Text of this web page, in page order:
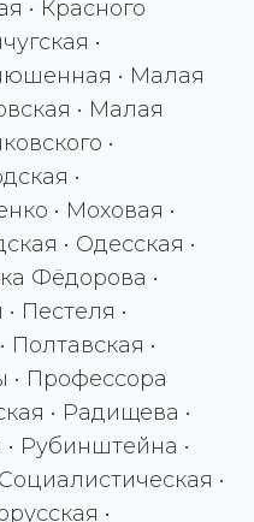
• Красного
•
• Малая
• Малая
•
•
• Моховая •
• Одесская •
Фёдорова •
Пестеля •
Полтавская •
• Профессора
• Радищева •
Рубинштейна •
•
•